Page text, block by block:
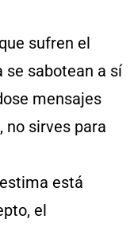
sufren el
se sabotean a sí
mensajes
no sirves para
está
el